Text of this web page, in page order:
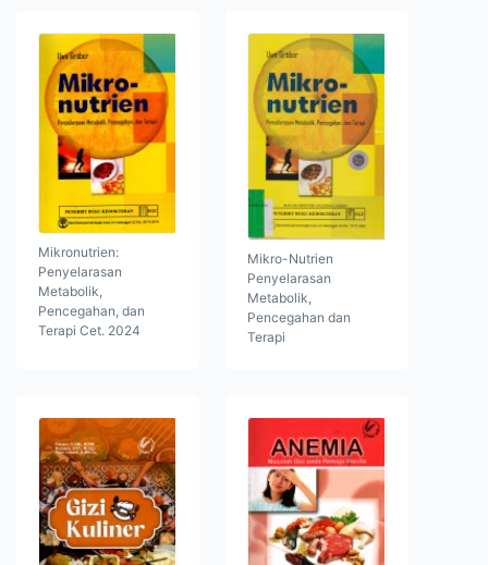
Mikronutrien:
Penyelarasan
Metabolik,
Pencegahan, dan
Terapi Cet. 2024
Mikro-Nutrien
Penyelarasan
Metabolik,
Pencegahan dan
Terapi